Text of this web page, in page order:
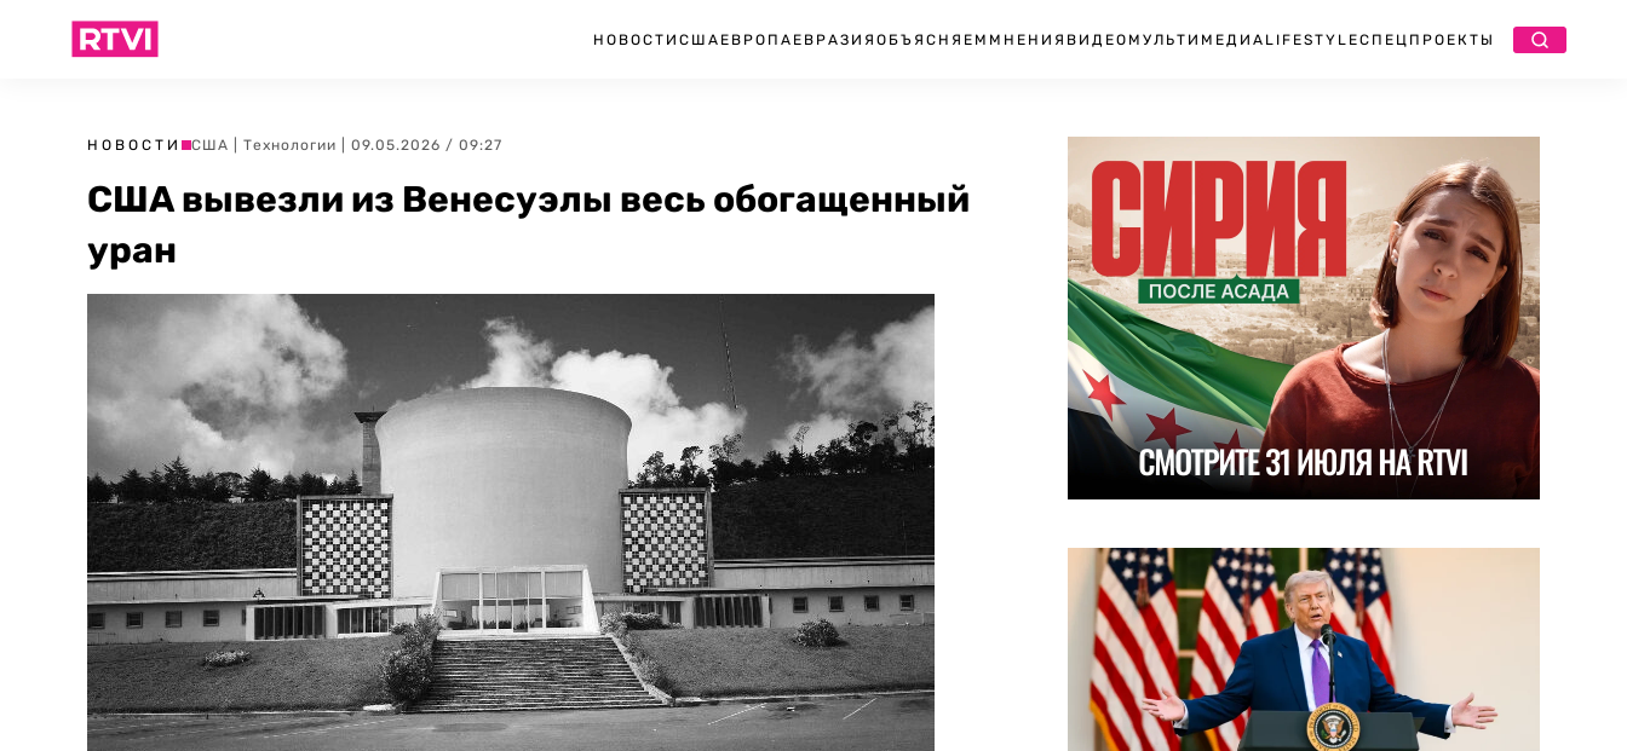
НОВОСТИ США ЕВРОПА ЕВРАЗИЯ ОБЪЯСНЯЕМ МНЕНИЯ ВИДЕО МУЛЬТИМЕДИА LIFESTYLEСПЕЦПРОЕКТЫ
НОВОСТИ США Технологии | 09.05.2026 / 09:27
США вывезли из Венесуэлы весь обогащенный
уран